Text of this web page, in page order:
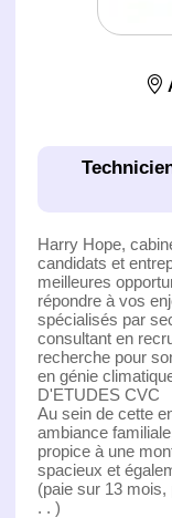
Harry Hope,
candidats et
meilleures
répondre à vos
spécialisés par
consultant en
recherche pour
en génie
D'ETUDES CVC
Au sein de cette
ambiance
propice à une
spacieux et
(paie sur 13
. . )